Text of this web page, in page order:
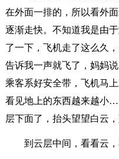
在外面一排的，所以看外
逐渐走快。不知道我是由
了一下，飞机走了这么久
告诉我一声就飞了，妈妈
乘客系好安全带，飞机马
看见地上的东西越来越小
层下面了，抬头望望白云
到云层中间，看看云